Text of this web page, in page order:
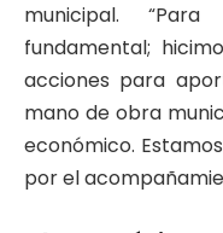
municipal.
fundamental;
acciones para
mano de obra
económico.
por el